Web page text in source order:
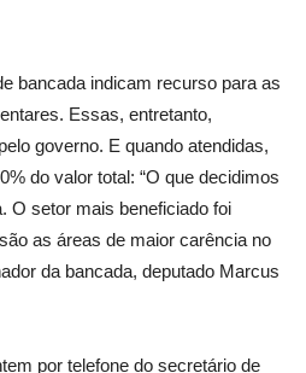
bancada indicam recurso para as
Essas, entretanto,
governo. E quando atendidas,
do valor total: “O que decidimos
O setor mais beneficiado foi
as áreas de maior carência no
da bancada, deputado Marcus
por telefone do secretário de